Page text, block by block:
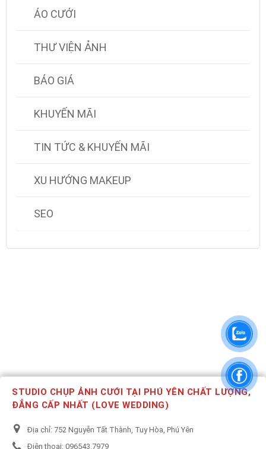
ÁO CƯỚI
THƯ VIỆN ẢNH
BÁO GIÁ
KHUYẾN MÃI
TIN TỨC & KHUYẾN MÃI
XU HƯỚNG MAKEUP
SEO
STUDIO CHỤP ẢNH CƯỚI TẠI PHÚ YÊN CHẤT LƯỢNG,
ĐẲNG CẤP NHẤT (LOVE WEDDING)
Địa chỉ: 752 Nguyễn Tất Thành, Tuy Hòa, Phú Yên
Điện thoại: 096543.7979